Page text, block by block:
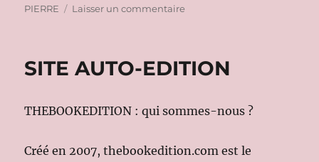
le
PIERRE
Laisser un commentairesur
PONT-
SITE AUTO-EDITION
THEBOOKEDITION : qui sommes-nous ?
Créé en 2007, thebookedition.com est le